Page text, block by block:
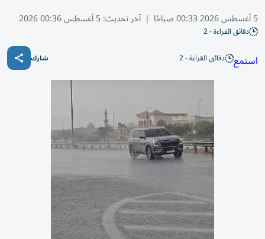
5 أغسطس 2026 00:33 صباحًا | آخر تحديث:5 أغسطس 00:36 2026
دقائق القراءة - 2
استمع دقائق القراءة - 2 شارك